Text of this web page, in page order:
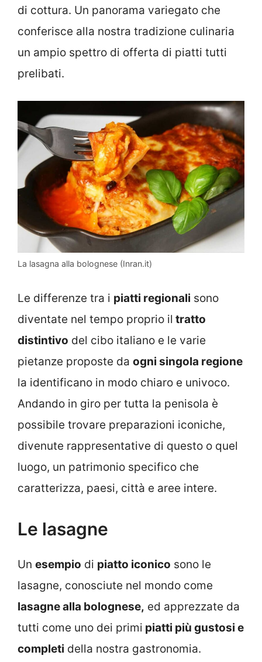
di cottura. Un panorama variegato che
conferisce alla nostra tradizione culinaria
un ampio spettro di offerta di piatti tutti
prelibati.
La lasagna alla bolognese (Inran.it)
Le differenze tra i piatti regionali sono
diventate nel tempo proprio il tratto
distintivo del cibo italiano e le varie
pietanze proposte da ogni singola regione
la identificano in modo chiaro e univoco.
Andando in giro per tutta la penisola è
possibile trovare preparazioni iconiche,
divenute rappresentative di questo o quel
luogo, un patrimonio specifico che
caratterizza, paesi, città e aree intere.
Le lasagne
Un esempio di piatto iconico sono le
lasagne, conosciute nel mondo come
lasagne alla bolognese, ed apprezzate da
tutti come uno dei primi piatti più gustosi e
completi della nostra gastronomia.